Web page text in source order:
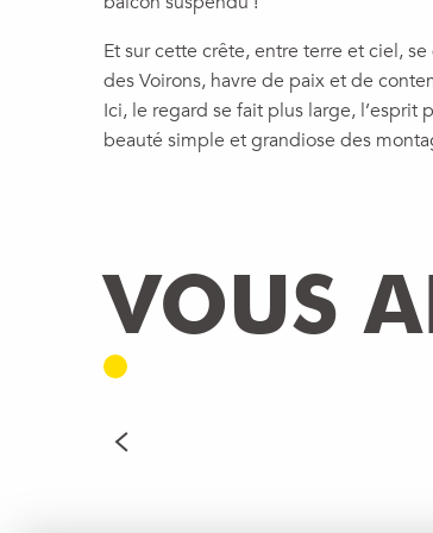
Et sur cette crête, entre terre et ciel,
des Voirons, havre de paix et de
Ici, le regard se fait plus large, l’esprit
beauté simple et grandiose des
VOUS